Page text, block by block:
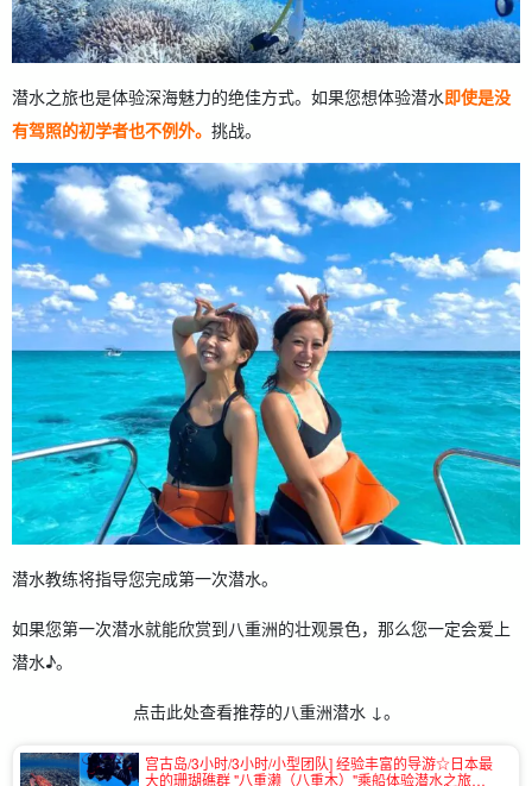
潜水之旅也是体验深海魅力的绝佳方式。如果您想体验潜水即使是没
有驾照的初学者也不例外。 挑战。
潜水教练将指导您完成第一次潜水。
如果您第一次潜水就能欣赏到八重洲的壮观景色，那么您一定会爱上
潜水♪。
点击此处查看推荐的八重洲潜水 ↓。
宫古岛/3小时/3小时/小型团队] 经验丰富的导游☆日本最
大的珊瑚礁群 "八重濑（八重木）"乘船体验潜水之旅